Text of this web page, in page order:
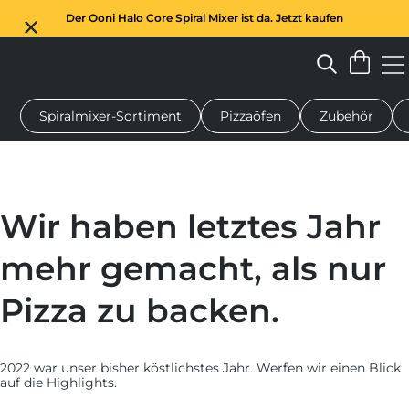
Der Ooni Halo Core Spiral Mixer ist da. Jetzt kaufen
Pizzaofen Teigmischer Geschenke Servierbretter
Spiralmixer-Sortiment Pizzaöfen Zubehör
Wir haben letztes Jahr
mehr gemacht, als nur
Pizza zu backen.
2022 war unser bisher köstlichstes Jahr. Werfen wir einen Blick
auf die Highlights.